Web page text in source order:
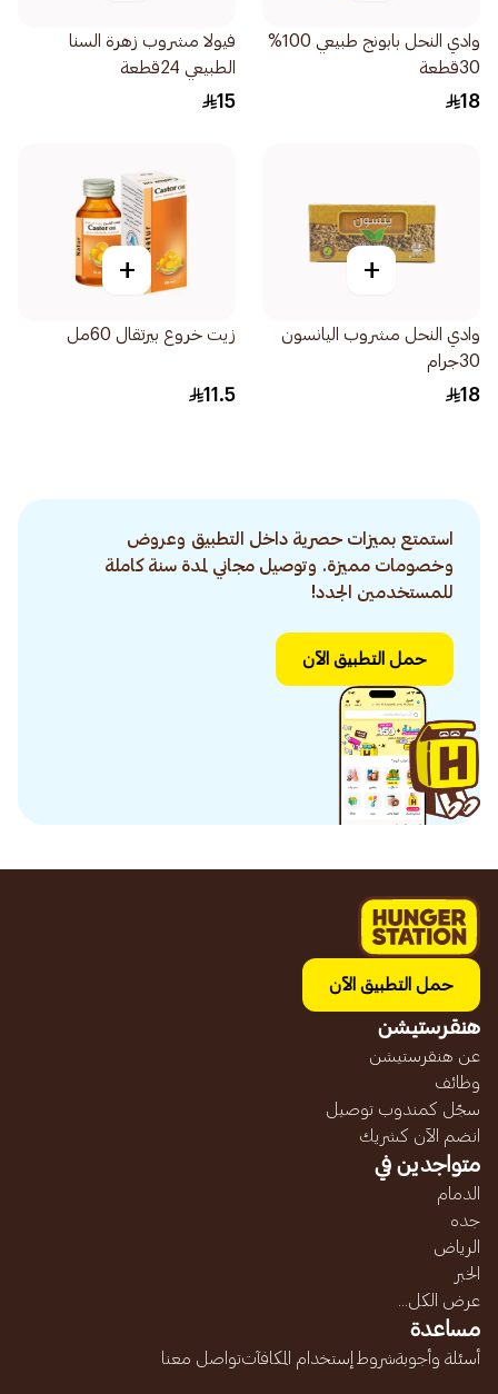
وادي النحل بابونج طبيعي 100%
30قطعة
18
فيولا مشروب زهرة السنا
الطبيعي 24قطعة
15
+
وادي النحل مشروب اليانسون
30جرام
18
+
زيت خروع بيرتقال 60مل
11.5
استمتع بميزات حصرية داخل التطبيق وعروض
وخصومات مميزة. وتوصيل مجاني لمدة سنة كاملة
للمستخدمين الجدد!
حمل التطبيق الآن
حمل التطبيق الآن
هنقرستيشن
عن هنقرستيشن
وظائف
سجّل كمندوب توصيل
انضم الآن كشريك
متواجدين في
الدمام
جده
الرياض
الخبر
عرض الكل...
مساعدة
أسئلة وأجوبةشروط إستخدام المكافآتتواصل معنا